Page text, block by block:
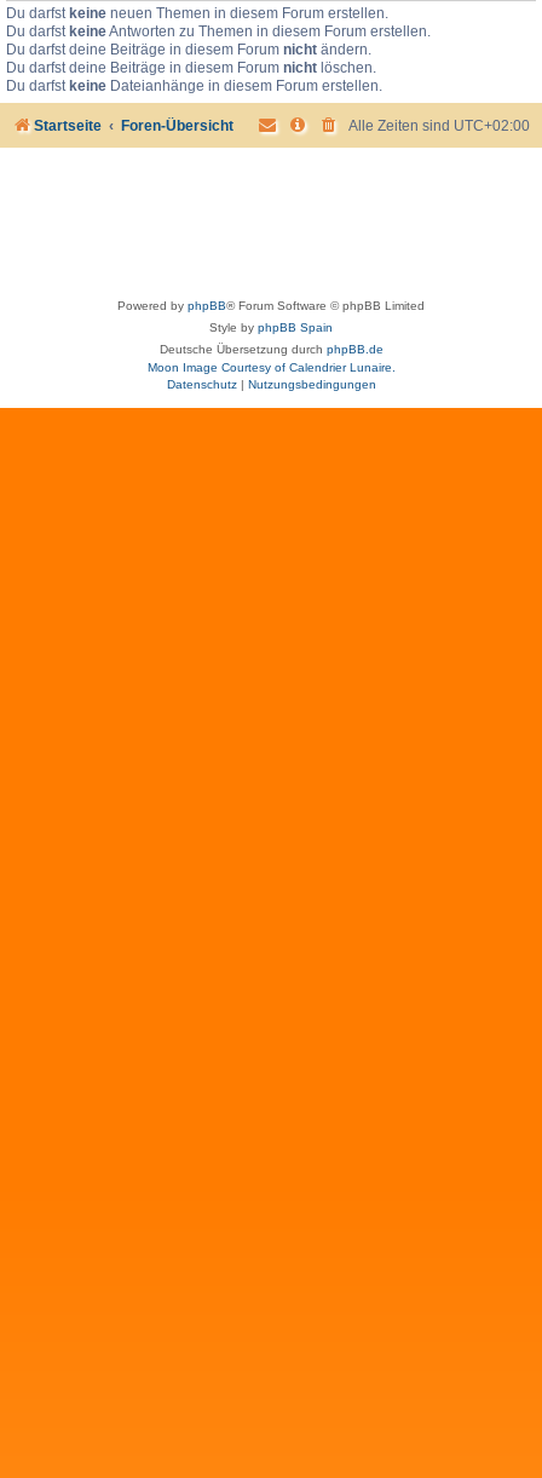
Du darfst keine neuen Themen in diesem Forum erstellen.
Du darfst keineAntworten zu Themen in diesem Forum erstellen.
Du darfst deine Beiträge in diesem Forum nicht ändern.
Du darfst deine Beiträge in diesem Forum nicht löschen.
Du darfst keine Dateianhänge in diesem Forum erstellen.
Startseite Foren-Übersicht Alle Zeiten sind UTC+02:00
Powered by phpBB® Forum Software © phpBB Limited
Style by phpBB Spain
Deutsche Übersetzung durch phpBB.de
Moon Image Courtesy of Calendrier Lunaire.
Datenschutz| Nutzungsbedingungen